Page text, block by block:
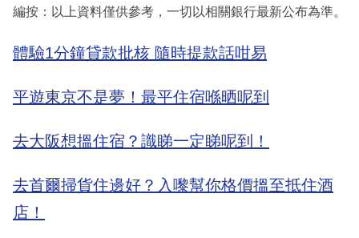
編按：以上資料僅供參考，一切以相關銀行最新公布為準。
體驗1分鐘貸款批核 隨時提款話咁易
平遊東京不是夢！最平住宿喺晒呢到
去大阪想搵住宿？識睇一定睇呢到！
去首爾掃貨住邊好？入嚟幫你格價搵至抵住酒
店！